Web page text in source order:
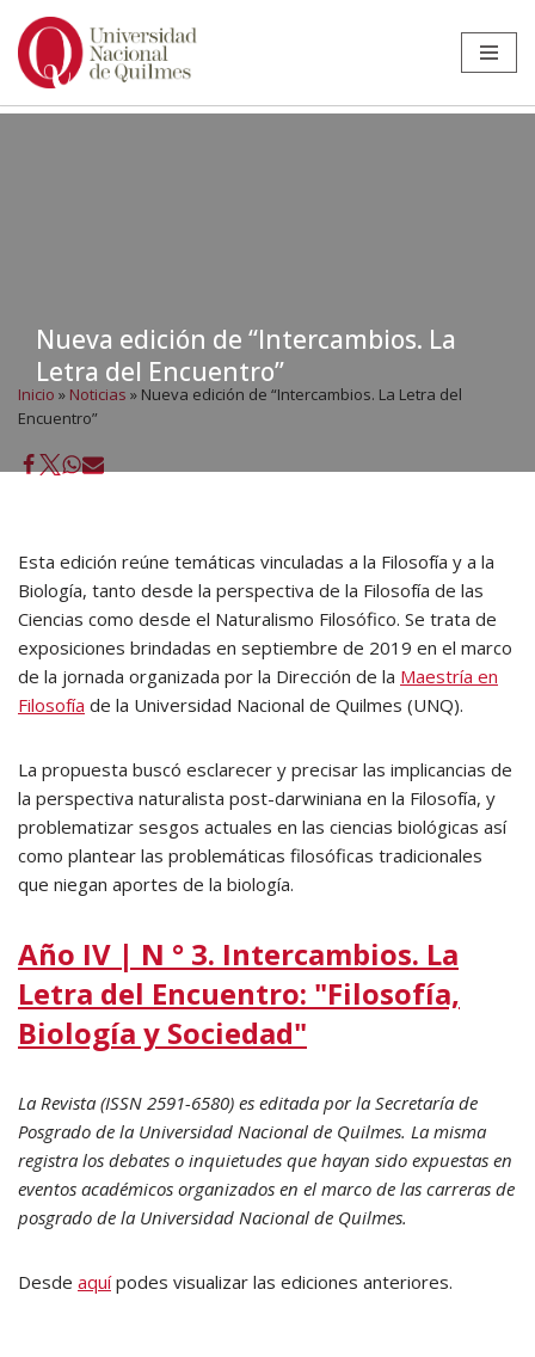
Ir
Nueva edición de “Intercambios. La
Letra del Encuentro”
Inicio » Noticias » Nueva edición de “Intercambios. La Letra del
Encuentro”
Esta edición reúne temáticas vinculadas a la Filosofía y a la
Biología, tanto desde la perspectiva de la Filosofía de las
Ciencias como desde el Naturalismo Filosófico. Se trata de
exposiciones brindadas en septiembre de 2019 en el marco
de la jornada organizada por la Dirección de la Maestría en
Filosofía de la Universidad Nacional de Quilmes (UNQ).
La propuesta buscó esclarecer y precisar las implicancias de
la perspectiva naturalista post-darwiniana en la Filosofía, y
problematizar sesgos actuales en las ciencias biológicas así
como plantear las problemáticas filosóficas tradicionales
que niegan aportes de la biología.
Año IV | N ° 3. Intercambios. La
Letra del Encuentro: "Filosofía,
Biología y Sociedad"
La Revista (ISSN 2591-6580) es editada por la Secretaría de
Posgrado de la Universidad Nacional de Quilmes. La misma
registra los debates o inquietudes que hayan sido expuestas en
eventos académicos organizados en el marco de las carreras de
posgrado de la Universidad Nacional de Quilmes.
Desde aquípodes visualizar las ediciones anteriores.